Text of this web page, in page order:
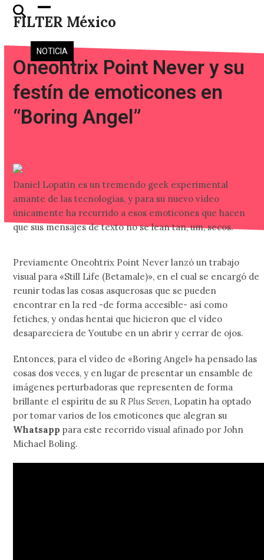
Skip
FILTER México
Open
mobile
menu
Close
mobile
menu
NOTICIA
Oneohtrix Point Never y su
festín de emoticones en
“Boring Angel”
Daniel Lopatin es un tremendo geek experimental
amante de las tecnologías, y para su nuevo vídeo
únicamente ha recurrido a esos emoticones que hacen
que sus mensajes de texto no se lean tan, um, secos.
Previamente Oneohtrix Point Never lanzó un trabajo
visual para «Still Life (Betamale)», en el cual se encargó de
reunir todas las cosas asquerosas que se pueden
encontrar en la red -de forma accesible- así como
fetiches, y ondas hentai que hicieron que el vídeo
desapareciera de Youtube en un abrir y cerrar de ojos.
Entonces, para el vídeo de «Boring Angel» ha pensado las
cosas dos veces, y en lugar de presentar un ensamble de
imágenes perturbadoras que representen de forma
brillante el espíritu de su R Plus Seven, Lopatin ha optado
por tomar varios de los emoticones que alegran su
Whatsapp para este recorrido visual afinado por John
Michael Boling.